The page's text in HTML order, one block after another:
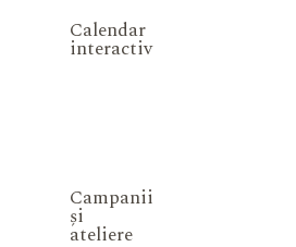
Calendar
interactiv
Campanii
și
ateliere